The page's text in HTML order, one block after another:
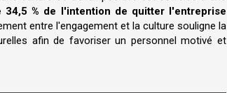
34,5 % de l'intention de quitter l'entreprise
entre l'engagement et la culture souligne la
afin de favoriser un personnel motivé et